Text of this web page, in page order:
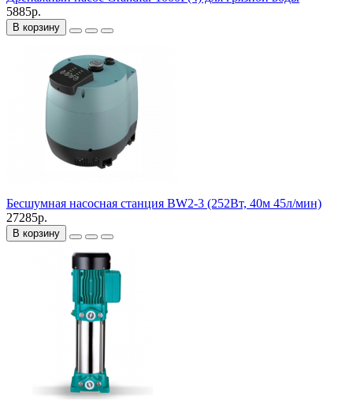
5885р.
В корзину
Бесшумная насосная станция BW2-3 (252Вт, 40м 45л/мин)
27285р.
В корзину